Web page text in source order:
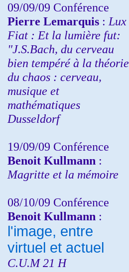
09/09/09 Conférence
Pierre Lemarquis : Lux
Fiat : Et la lumière fut:
"J.S.Bach, du cerveau
bien tempéré à la théorie
du chaos : cerveau,
musique et
mathématiques
Dusseldorf
19/09/09 Conférence
Benoit Kullmann :
Magritte et la mémoire
08/10/09 Conférence
Benoit Kullmann :
l'image, entre
virtuel et actuel
C.U.M 21 H